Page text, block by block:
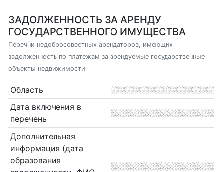
ЗАДОЛЖЕННОСТЬ ЗА АРЕНДУ
ГОСУДАРСТВЕННОГО ИМУЩЕСТВА
Перечни недобросовестных арендаторов, имеющих
задолженность по платежам за арендуемые государственные
объекты недвижимости
Область
Дата включения в
перечень
Дополнительная
информация (дата
образования